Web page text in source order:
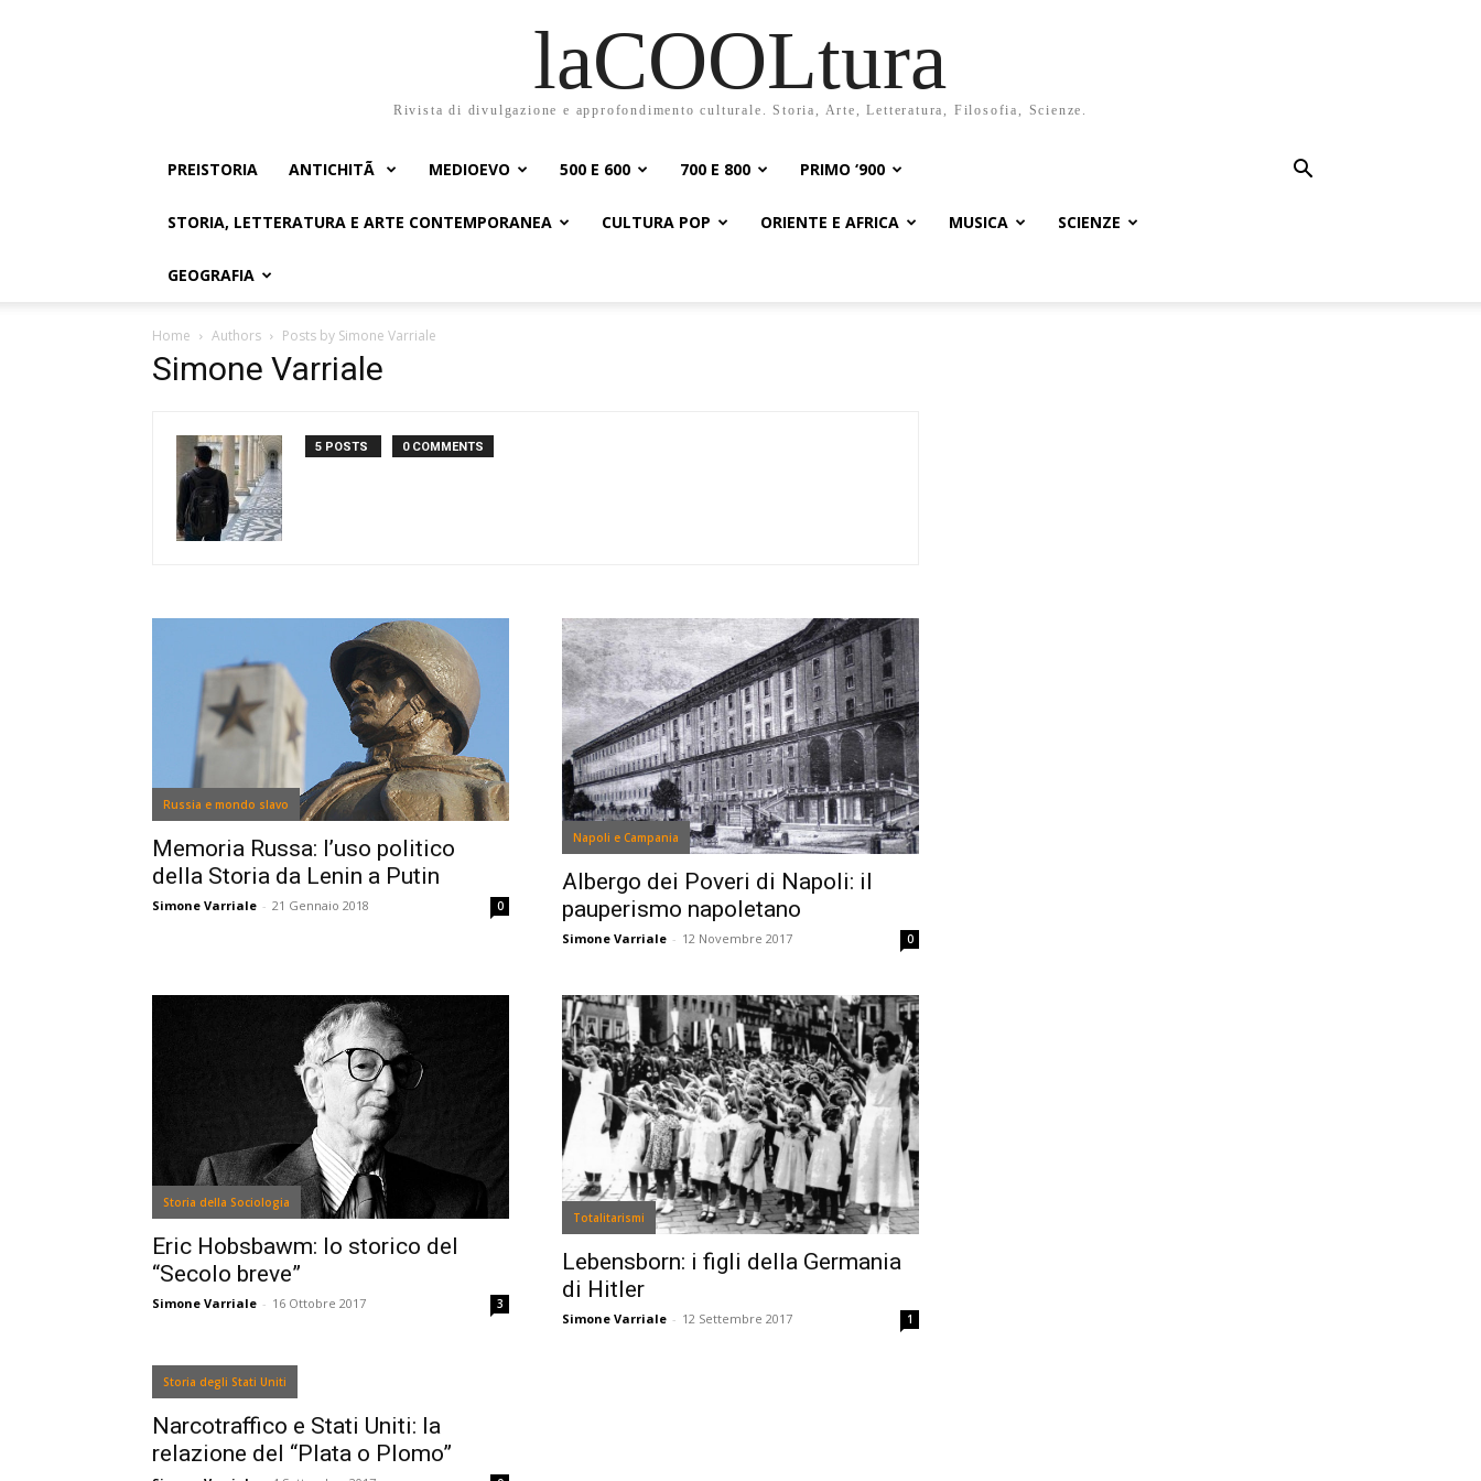
laCOOLtura
Rivista di divulgazione e approfondimento culturale. Storia, Arte, Letteratura, Filosofia, Scienze.
PREISTORIA ANTICHITÃ MEDIOEVO 500 E 600 700 E 800 PRIMO ‘900
STORIA, LETTERATURA E ARTE CONTEMPORANEA CULTURA POP ORIENTE E AFRICA MUSICA SCIENZE
GEOGRAFIA
Home Authors Posts by Simone Varriale
Simone Varriale
5 POSTS 0 COMMENTS
Russia e mondo slavo
Memoria Russa: l’uso politico
della Storia da Lenin a Putin
Simone Varriale - 21 Gennaio 2018 0
Napoli e Campania
Albergo dei Poveri di Napoli: il
pauperismo napoletano
Simone Varriale - 12 Novembre 2017 0
Storia della Sociologia
Eric Hobsbawm: lo storico del
“Secolo breve”
Simone Varriale - 16 Ottobre 2017 3
Totalitarismi
Lebensborn: i figli della Germania
di Hitler
Simone Varriale - 12 Settembre 2017 1
Storia degli Stati Uniti
Narcotraffico e Stati Uniti: la
relazione del “Plata o Plomo”